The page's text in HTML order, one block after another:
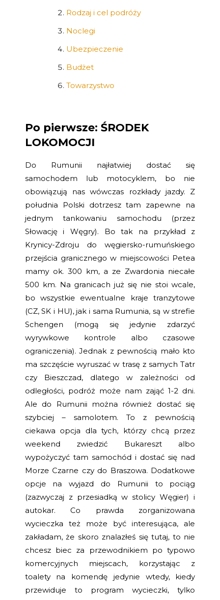
Rodzaj i cel podróży
Noclegi
Ubezpieczenie
Budżet
Towarzystwo
Po pierwsze: ŚRODEK
LOKOMOCJI
Do Rumunii najłatwiej dostać się
samochodem lub motocyklem, bo nie
obowiązują nas wówczas rozkłady jazdy. Z
południa Polski dotrzesz tam zapewne na
jednym tankowaniu samochodu (przez
Słowację i Węgry). Bo tak na przykład z
Krynicy-Zdroju do węgiersko-rumuńskiego
przejścia granicznego w miejscowości Petea
mamy ok. 300 km, a ze Zwardonia niecałe
500 km. Na granicach już się nie stoi wcale,
bo wszystkie ewentualne kraje tranzytowe
(CZ, SK i HU), jak i sama Rumunia, są w strefie
Schengen (mogą się jedynie zdarzyć
wyrywkowe kontrole albo czasowe
ograniczenia). Jednak z pewnością mało kto
ma szczęście wyruszać w trasę z samych Tatr
czy Bieszczad, dlatego w zależności od
odległości, podróż może nam zająć 1-2 dni.
Ale do Rumunii można również dostać się
szybciej – samolotem. To z pewnością
ciekawa opcja dla tych, którzy chcą przez
weekend zwiedzić Bukareszt albo
wypożyczyć tam samochód i dostać się nad
Morze Czarne czy do Braszowa. Dodatkowe
opcje na wyjazd do Rumunii to pociąg
(zazwyczaj z przesiadką w stolicy Węgier) i
autokar. Co prawda zorganizowana
wycieczka też może być interesująca, ale
zakładam, że skoro znalazłeś się tutaj, to nie
chcesz biec za przewodnikiem po typowo
komercyjnych miejscach, korzystając z
toalety na komendę jedynie wtedy, kiedy
przewiduje to program wycieczki, tylko